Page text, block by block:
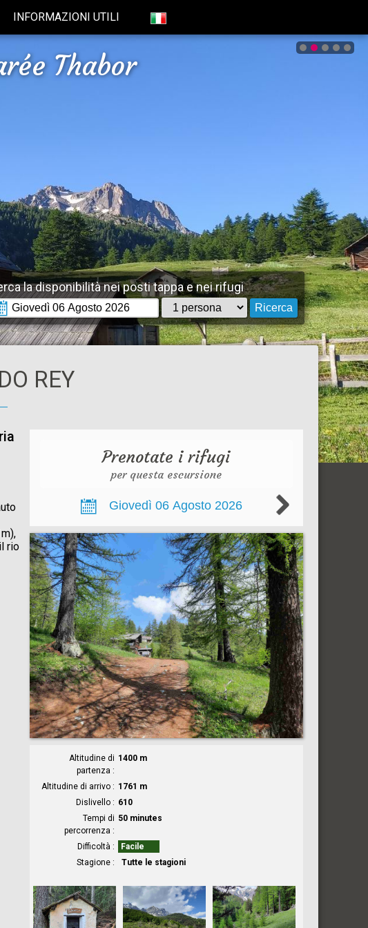
INFORMAZIONI UTILI
Thabor
la disponibilità nei posti tappa e nei rifugi
REY
rio
Prenotate i rifugi
per questa escursione
Altitudine di
partenza
1400 m
Altitudine di arrivo
1761 m
Dislivello
610
Tempi di
percorrenza
50 minutes
Difficoltà
Facile
Stagione
Tutte le stagioni